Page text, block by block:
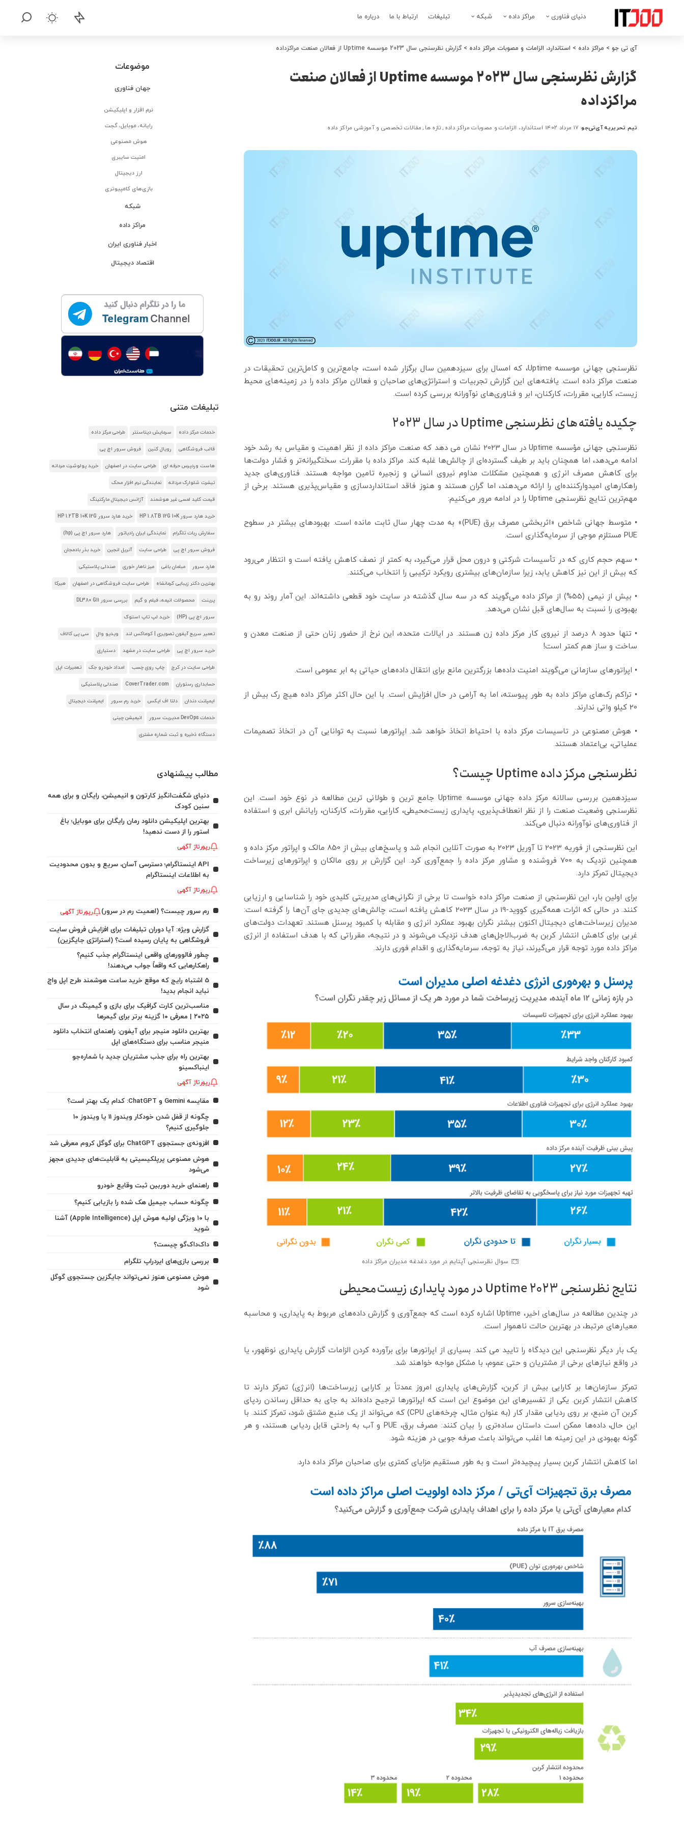
دنیای فناوری مراکز داده شبکه تبلیغات ارتباط با ما درباره ما
آی تی جو > مراکز داده > استاندارد، الزامات و مصوبات مراکز داده > گزارش نظرسنجی سال 2023 موسسه Uptime از فعالان صنعت مراکزداده
گزارش نظرسنجی سال 2023 موسسه Uptime از فعالان صنعت
مراکزداده
ارسال
توسط
تیم تحریریه آی‌تی‌جو ۱۷ مرداد ۱۴۰۲ استاندارد، الزامات و مصوبات مراکز داده تازه ها مقالات تخصصی و آموزشی مراکز داده
نظرسنجی جهانی موسسه Uptime، که امسال برای سیزدهمین سال برگزار شده است، جامع‌ترین و کامل‌ترین تحقیقات در
صنعت مراکز داده است. یافته‌های این گزارش تجربیات و استراتژی‌های صاحبان و فعالان مراکز داده را در زمینه‌های محیط
زیست، کارایی، مقررات، کارکنان، ابر و فناوری‌های نوآورانه بررسی کرده است.
چکیده یافته‌های نظرسنجی Uptime در سال 2023
نظرسنجی جهانی مؤسسه Uptime در سال 2023 نشان می دهد که صنعت مراکز داده از نظر اهمیت و مقیاس به رشد خود
ادامه می‌دهد، اما همچنان باید بر طیف گسترده‌ای از چالش‌ها غلبه کند. مراکز داده با مقررات سختگیرانه‌تر و فشار دولت‌ها
برای کاهش مصرف انرژی و همچنین مشکلات مداوم نیروی انسانی و زنجیره تامین مواجه هستند. فناوری‌های جدید
راهکارهای امیدوارکننده‌ای را ارائه می‌دهند، اما گران هستند و هنوز فاقد استانداردسازی و مقیاس‌پذیری هستند. برخی از
مهم‌ترین نتایج نظرسنجی Uptime را در ادامه مرور می‌کنیم:
• متوسط جهانی شاخص «اثربخشی مصرف برق (PUE)» به مدت چهار سال ثابت مانده است. بهبودهای بیشتر در سطوح
PUE مستلزم موجی از سرمایه‌گذاری است.
• سهم حجم کاری که در تأسیسات شرکتی و درون محل قرار می‌گیرد، به کمتر از نصف کاهش یافته است و انتظار می‌رود
که بیش از این نیز کاهش یابد، زیرا سازمان‌های بیشتری رویکرد ترکیبی را انتخاب می‌کنند.
• بیش از نیمی (55%) از مراکز داده می‌گویند که در سه سال گذشته در سایت خود قطعی داشته‌اند. این آمار روند رو به
بهبودی را نسبت به سال‌های قبل نشان می‌دهد.
• تنها حدود 8 درصد از نیروی کار مرکز داده زن هستند. در ایالات متحده، این نرخ از حضور زنان حتی از صنعت معدن و
ساخت و ساز هم کمتر است!
• اپراتورهای سازمانی می‌گویند امنیت داده‌ها بزرگترین مانع برای انتقال داده‌های حیاتی به ابر عمومی است.
• تراکم رک‌های مراکز داده به طور پیوسته، اما به آرامی در حال افزایش است. با این حال اکثر مراکز داده هیچ رک بیش از
20 کیلو واتی ندارند.
• هوش مصنوعی در تاسیسات مرکز داده با احتیاط اتخاذ خواهد شد. اپراتورها نسبت به توانایی آن در اتخاذ تصمیمات
عملیاتی، بی‌اعتماد هستند.
نظرسنجی مرکز داده Uptime چیست؟
سیزدهمین بررسی سالانه مرکز داده جهانی موسسه Uptime جامع ترین و طولانی ترین مطالعه در نوع خود است. این
نظرسنجی وضعیت صنعت را از نظر انعطاف‌پذیری، پایداری زیست‌محیطی، کارایی، مقررات، کارکنان، رایانش ابری و استفاده
از فناوری‌های نوآورانه دنبال می‌کند.
این نظرسنجی از فوریه 2023 تا آوریل 2023 به صورت آنلاین انجام شد و پاسخ‌های بیش از 850 مالک و اپراتور مرکز داده و
همچنین نزدیک به 700 فروشنده و مشاور مرکز داده را جمع‌آوری کرد. این گزارش بر روی مالکان و اپراتورهای زیرساخت
دیجیتال تمرکز دارد.
برای اولین بار، این نظرسنجی از صنعت مراکز داده خواست تا برخی از نگرانی‌های مدیریتی کلیدی خود را شناسایی و ارزیابی
کنند. در حالی که اثرات همه‌گیری کووید-19 در سال 2023 کاهش یافته است، چالش‌های جدیدی جای آن‌ها را گرفته است:
مدیران زیرساخت‌های دیجیتال اکنون بیشتر نگران بهبود عملکرد انرژی و مقابله با کمبود پرسنل هستند. تعهدات دولت‌های
غربی برای کاهش انتشار کربن به ضرب‌الاجل‌های هدف نزدیک می‌شوند و در نتیجه، مقرراتی که با هدف استفاده از انرژی
مراکز داده مورد توجه قرار می‌گیرند، نیاز به توجه، سرمایه‌گذاری و اقدام فوری دارند.
سوال نظرسنجی آپتایم در مورد دغدغه مدیران مراکز داده
نتایج نظرسنجی Uptime 2023 در مورد پایداری زیست‌محیطی
در چندین مطالعه در سال‌های اخیر، Uptime اشاره کرده است که جمع‌آوری و گزارش داده‌های مربوط به پایداری، و محاسبه
معیارهای مرتبط، در بهترین حالت ناهموار است.
یک بار دیگر نظرسنجی این دیدگاه را تایید می کند. بسیاری از اپراتورها برای برآورده کردن الزامات گزارش پایداری نوظهور، یا
در واقع نیازهای برخی از مشتریان و حتی عموم، با مشکل مواجه خواهند شد.
تمرکز سازمان‌ها بر کارایی بیش از کربن، گزارش‌های پایداری امروز عمدتاً بر کارایی زیرساخت‌ها (انرژی) تمرکز دارند تا
کاهش انتشار کربن. یکی از تفسیرهای این موضوع این است که اپراتورها ترجیح داده‌اند به جای به حداقل رساندن ردپای
کربن آن منبع، بر روی ردیابی مقدار کار (به عنوان مثال، چرخه‌های CPU) که می‌تواند از یک منبع مشتق شود، تمرکز کنند. با
این حال، داده‌ها ممکن است داستان ساده‌تری را بیان کنند: مصرف برق، PUE و آب به راحتی قابل ردیابی هستند، و هر
گونه بهبودی در این زمینه ها اغلب می‌تواند باعث صرفه جویی در هزینه شود.
اما کاهش انتشار کربن بسیار پیچیده‌تر است و به طور مستقیم مزایای کمتری برای صاحبان مراکز داده دارد.
موضوعات
جهان فناوری
نرم افزار و اپلیکیشن
رایانه، موبایل، گجت
هوش مصنوعی
امنیت سایبری
ارز دیجیتال
بازی‌های کامپیوتری
شبکه
مراکز داده
اخبار فناوری ایران
اقتصاد دیجیتال
تبلیغات متنی
خدمات مرکز داده سرمایش دیتاسنتر طراحی مرکز داده
قالب فروشگاهی رویال کنین فروش سرور اچ پی
هاست وردپرس حرفه ای طراحی سایت در اصفهان خرید پولوشرت مردانه
تیشرت شلوارک مردانه نمایندگی نرم افزار محک
قیمت کلید لمسی غیر هوشمند آژانس دیجیتال مارکتینگ
خرید هارد سرور HP 1.8TB 12G 10K خرید هارد سرور HP 1.2TB 10K 12G
سفارش ربات تلگرام نمایندگی ایران رادیاتور هارد سرور اچ پی (hp)
فروش سرور اچ پی طراحی سایت آنریل انجین خرید بذر بادمجان
هارد سرور مبلمان باغی میز ناهار خوری صندلی پلاستیکی
بهترین دکتر زیبایی کرمانشاه طراحی سایت فروشگاهی در اصفهان هیرکا
پرینت محصولات انیمه، فیلم و گیم بررسی سرور DL380 G11
سرور اچ پی (HP) خرید لپ تاپ استوک
تعمیر سریع آیفون تصویری | کوماکس لند ویدیو وال سی پی کالاف
خرید سرور اچ پی طراحی سایت در مشهد دستیاری
طراحی سایت در کرج چاپ روی چسب امداد خودرو جک تعمیرات اپل
حسابداری رستوران CoverTrader.com صندلی پلاستیکی
ایمپلنت دندان دلتا اف ایکس خرید رم سرور ایمپلنت دیجیتال
خدمات DevOps مدیریت سرور انیمیشن چینی
دستگاه ذخیره و ثبت شماره مشتری
مطالب پیشنهادی
دنیای شگفت‌انگیز کارتون و انیمیشن، رایگان و برای همه
سنین کودک
بهترین اپلیکیشن دانلود رمان رایگان برای موبایل؛ باغ
استور را از دست ندهید!
رپورتاژ آگهی
API اینستاگرام؛ دسترسی آسان، سریع و بدون محدودیت
به اطلاعات اینستاگرام
رپورتاژ آگهی
رم سرور چیست؟ (اهمیت رم در سرور) رپورتاژ آگهی
گزارش ویژه: آیا دوران تبلیغات برای افزایش فروش سایت
فروشگاهی به پایان رسیده است؟ (استراتژی جایگزین)
چطور فالوورهای واقعی اینستاگرام جذب کنیم؟
راهکارهایی که واقعاً جواب می‌دهند!
5 اشتباه رایج که موقع خرید ساعت هوشمند طرح اپل واچ
نباید انجام بدید!
مناسب‌ترین کارت گرافیک برای بازی و گیمینگ در سال
۲۰۲۵ | معرفی ۱۰ گزینه برتر برای گیمرها
بهترین دانلود منیجر برای آیفون: راهنمای انتخاب دانلود
منیجر مناسب برای دستگاه‌های اپل
بهترین راه برای جذب مشتریان جدید با شماره‌جو
اینباکسینو
رپورتاژ آگهی
مقایسه Gemini و ChatGPT: کدام یک بهتر است؟
چگونه از قفل شدن خودکار ویندوز 11 یا ویندوز 10
جلوگیری کنیم؟
افزونه‌ی جستجوی ChatGPT برای گوگل کروم معرفی شد
هوش مصنوعی پرپلکیسیتی به قابلیت‌های جدیدی مجهز
می‌شود
راهنمای خرید دوربین ثبت وقایع خودرو
چگونه حساب جیمیل هک شده را بازیابی کنیم؟
با ۱۰ ویژگی اولیه هوش اپل (Apple Intelligence) آشنا
شوید
داک‌داک‌گو چیست؟
بررسی بازی‌های ایردراپ تلگرام
هوش مصنوعی هنوز نمی‌تواند جایگزین جستجوی گوگل
شود